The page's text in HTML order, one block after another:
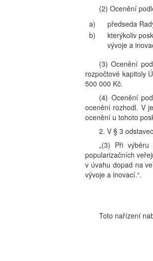
(2) Ocenění
a)
předseda
b)
kterýkoliv
vývoje a
(3) Ocenění
rozpočtové kapitoly
500 000 Kč.
(4) Ocenění
ocenění rozhodl. V
ocenění u tohoto
2. V § 3
„(3) Při
popularizačních
v úvahu dopad na
vývoje a inovací.“.
Toto nařízení